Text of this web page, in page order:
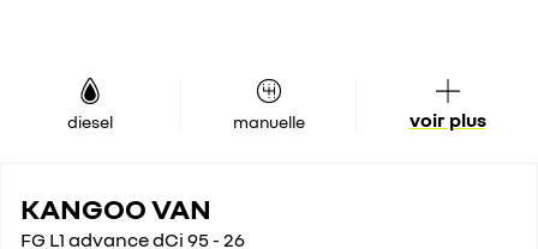
diesel manuelle voir plus
KANGOO VAN
FG L1 advance dCi 95 - 26